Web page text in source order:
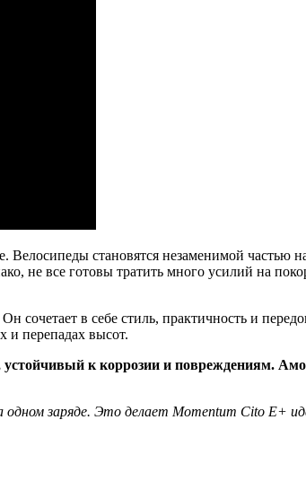
становятся незаменимой частью
не все готовы тратить много усилий на
сочетает в себе стиль, практичность и
и перепадах высот.
к коррозии и повреждениям.
заряде. Это делает Momentum Cito E+